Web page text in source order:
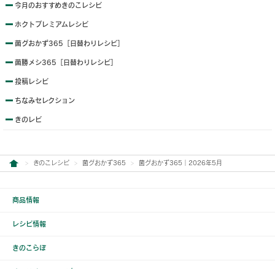
今月のおすすめきのこレシピ
ホクトプレミアムレシピ
菌グおかず365［日替わりレシピ］
菌勝メシ365［日替わりレシピ］
投稿レシピ
ちなみセレクション
きのレピ
きのこレシピ 菌グおかず365 菌グおかず365｜2026年5月
商品情報
レシピ情報
きのこらぼ